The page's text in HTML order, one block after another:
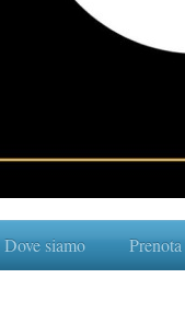
Dove siamo Prenota